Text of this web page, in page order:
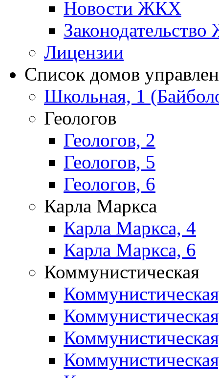
Новости ЖКХ
Лицензии
Список домов
Школьная, 1
Геологов
Геологов, 2
Геологов, 5
Геологов, 6
Карла Маркса
Карла Маркса, 4
Карла Маркса, 6
Коммунистическая